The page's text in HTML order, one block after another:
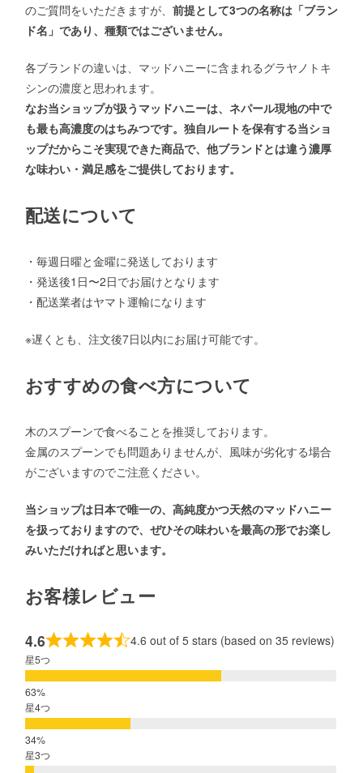
のご質問をいただきますが、 前提として3つの名称は「ブラン
ド名」であり、種類ではございません。
各ブランドの違いは、マッドハニーに含まれるグラヤノトキ
シンの濃度と思われます。
なお当ショップが扱うマッドハニーは、ネパール現地の中で
も最も高濃度のはちみつです。独自ルートを保有する当ショ
ップだからこそ実現できた商品で、他ブランドとは違う濃厚
な味わい・満足感をご提供しております。
配送について
・毎週日曜と金曜に発送しております
・発送後1日〜2日でお届けとなります
・配送業者はヤマト運輸になります
※遅くとも、注文後7日以内にお届け可能です。
おすすめの食べ方について
木のスプーンで食べることを推奨しております。
金属のスプーンでも問題ありませんが、風味が劣化する場合
がございますのでご注意ください。
当ショップは日本で唯一の、高純度かつ天然のマッドハニー
を扱っておりますので、ぜひその味わいを最高の形でお楽し
みいただければと思います。
お客様レビュー
4.6 4.6 out of 5 stars (based on 35 reviews)
星5つ
星4つ
星3つ